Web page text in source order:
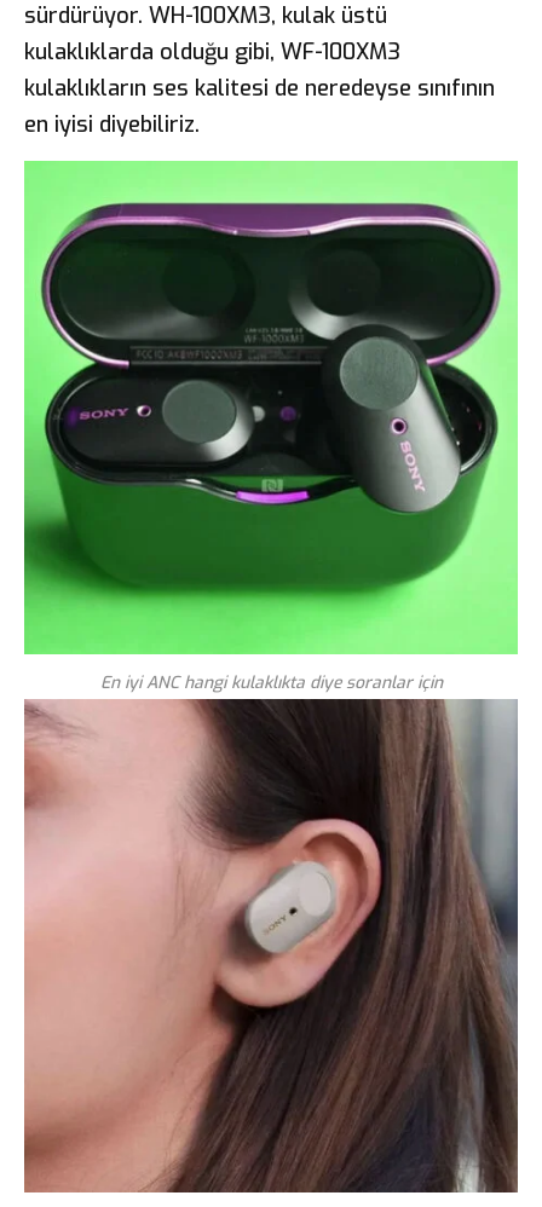
sürdürüyor. WH-100XM3, kulak üstü
kulaklıklarda olduğu gibi, WF-100XM3
kulaklıkların ses kalitesi de neredeyse sınıfının
en iyisi diyebiliriz.
En iyi ANC hangi kulaklıkta diye soranlar için